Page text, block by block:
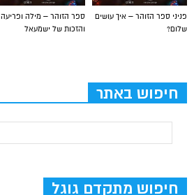
ספר הזוהר – מילה ופריעה
והזכות של ישמעאל
פניני ספר הזוהר – איך עושים
שלום?
חיפוש באתר
חיפוש מתקדם גוגל